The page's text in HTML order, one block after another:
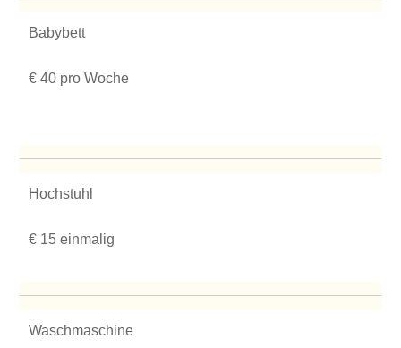
Babybett
€ 40 pro Woche
Hochstuhl
€ 15 einmalig
Waschmaschine